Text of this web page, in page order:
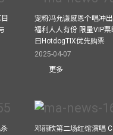
宠粉冯允谦感恩个唱冲
福利人人有份 限量VIP
日HotdogTIX优先购票
2025-04-07
更多
邓丽欣第二场红馆演唱